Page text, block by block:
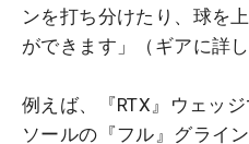
ンを打ち分けたり、球を
ができます」（ギアに詳
例えば、『RTX』ウェッ
ソールの『フル』グライ